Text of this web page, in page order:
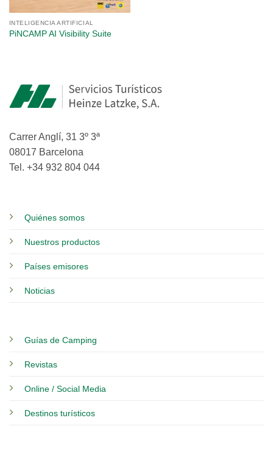
INTELIGENCIA ARTIFICIAL
PiNCAMP AI Visibility Suite
Carrer Anglí, 31 3º 3ª
08017 Barcelona
Tel. +34 932 804 044
Quiénes somos
Nuestros productos
Países emisores
Noticias
Guías de Camping
Revistas
Online / Social Media
Destinos turísticos